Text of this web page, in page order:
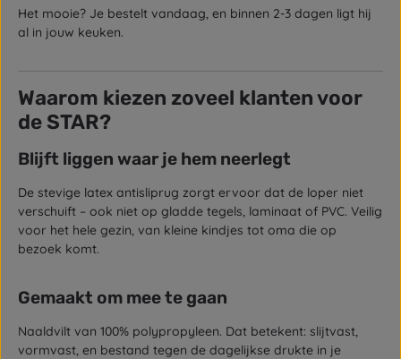
Het mooie? Je bestelt vandaag, en binnen 2-3 dagen ligt hij
al in jouw keuken.
Waarom kiezen zoveel klanten voor
de STAR?
Blijft liggen waar je hem neerlegt
De stevige latex antisliprug zorgt ervoor dat de loper niet
verschuift – ook niet op gladde tegels, laminaat of PVC. Veilig
voor het hele gezin, van kleine kindjes tot oma die op
bezoek komt.
Gemaakt om mee te gaan
Naaldvilt van 100% polypropyleen. Dat betekent: slijtvast,
vormvast, en bestand tegen de dagelijkse drukte in je